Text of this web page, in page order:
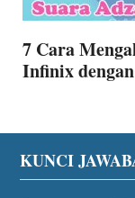
7 Cara
Infinix
Footer
KUNCI